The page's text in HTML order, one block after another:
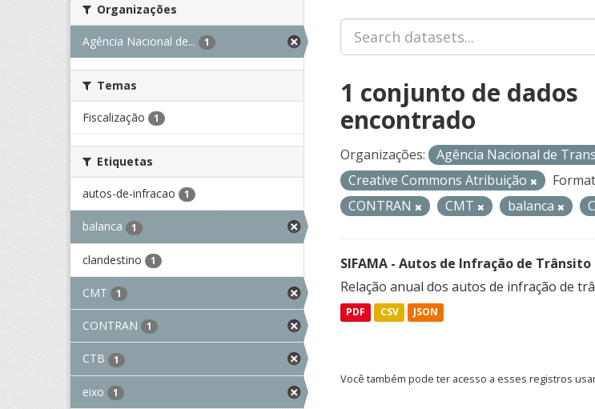
Organizações
Agência Nacional de... 1
Temas
Fiscalização 1
Etiquetas
autos-de-infracao 1
balanca 1
clandestino 1
CMT 1
CONTRAN 1
CTB 1
eixo 1
1 conjunto de dados
encontrado
Organizações: Agência Nacional de
Creative Commons Atribuição
CONTRAN
CMT balanca
SIFAMA - Autos de Infração de Trânsito
Relação anual dos autos de infração de
PDF CSV JSON
Você também pode ter acesso a esses registros